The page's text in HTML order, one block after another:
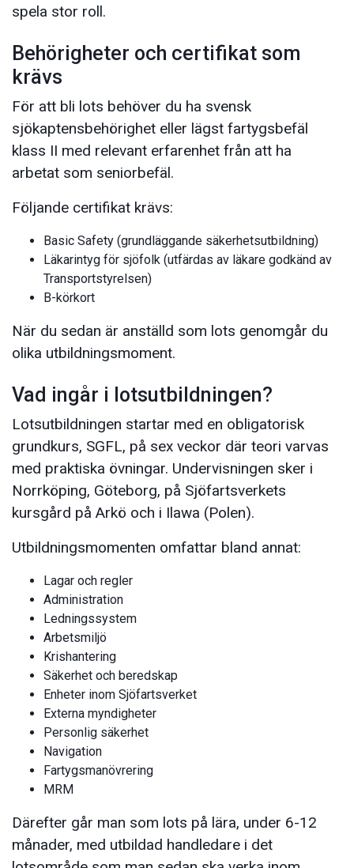
spela stor roll.
Behörigheter och certifikat som
krävs
För att bli lots behöver du ha svensk
sjökaptensbehörighet eller lägst fartygsbefäl
klass II med relevant erfarenhet från att ha
arbetat som seniorbefäl.
Följande certifikat krävs:
Basic Safety (grundläggande säkerhetsutbildning)
Läkarintyg för sjöfolk (utfärdas av läkare godkänd av
Transportstyrelsen)
B-körkort
När du sedan är anställd som lots genomgår du
olika utbildningsmoment.
Vad ingår i lotsutbildningen?
Lotsutbildningen startar med en obligatorisk
grundkurs, SGFL, på sex veckor där teori varvas
med praktiska övningar. Undervisningen sker i
Norrköping, Göteborg, på Sjöfartsverkets
kursgård på Arkö och i Ilawa (Polen).
Utbildningsmomenten omfattar bland annat:
Lagar och regler
Administration
Ledningssystem
Arbetsmiljö
Krishantering
Säkerhet och beredskap
Enheter inom Sjöfartsverket
Externa myndigheter
Personlig säkerhet
Navigation
Fartygsmanövrering
MRM
Därefter går man som lots på lära, under 6-12
månader, med utbildad handledare i det